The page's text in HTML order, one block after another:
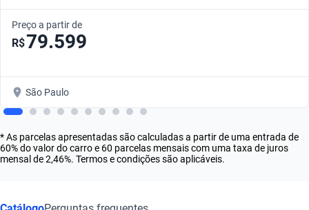
Preço a partir de
R$79.599
São Paulo
* As parcelas apresentadas são calculadas a partir de uma entrada de
60% do valor do carro e 60 parcelas mensais com uma taxa de juros
mensal de 2,46%. Termos e condições são aplicáveis.